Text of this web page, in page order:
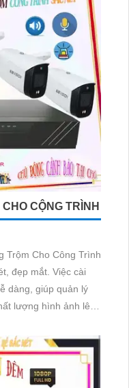
CỘNG TRÌNH
Trộm Cho Công Trình
Việc cài
dàng, giúp quản lý